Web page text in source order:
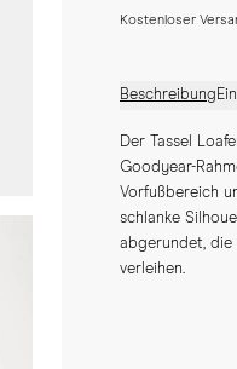
Kostenloser
Beschreibung
Der Tassel
Goodyear-
Vorfußbereich
schlanke
abgerundet, die
verleihen.